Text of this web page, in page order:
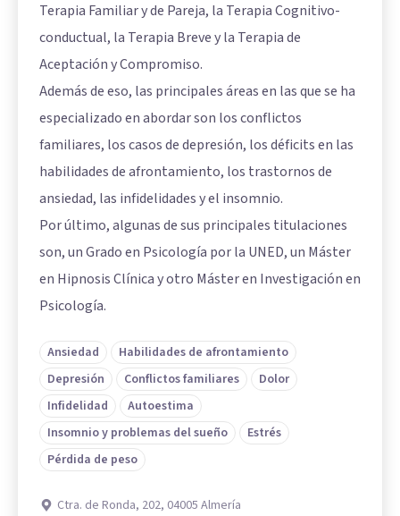
Terapia Familiar y de Pareja, la Terapia Cognitivo-
conductual, la Terapia Breve y la Terapia de
Aceptación y Compromiso.
Además de eso, las principales áreas en las que se ha
especializado en abordar son los conflictos
familiares, los casos de depresión, los déficits en las
habilidades de afrontamiento, los trastornos de
ansiedad, las infidelidades y el insomnio.
Por último, algunas de sus principales titulaciones
son, un Grado en Psicología por la UNED, un Máster
en Hipnosis Clínica y otro Máster en Investigación en
Psicología.
Ansiedad
Habilidades de afrontamiento
Depresión
Conflictos familiares
Dolor
Infidelidad
Autoestima
Insomnio y problemas del sueño
Estrés
Pérdida de peso
Ctra. de Ronda, 202, 04005 Almería